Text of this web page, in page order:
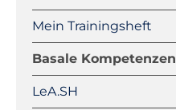
Mein Trainingsheft
Basale Kompetenzen
LeA.SH